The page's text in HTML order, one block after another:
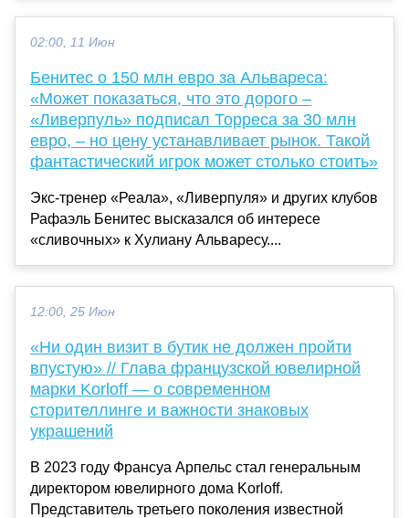
02:00, 11 Июн
Бенитес о 150 млн евро за Альвареса:
«Может показаться, что это дорого –
«Ливерпуль» подписал Торреса за 30 млн
евро, – но цену устанавливает рынок. Такой
фантастический игрок может столько стоить»
Экс-тренер «Реала», «Ливерпуля» и других клубов
Рафаэль Бенитес высказался об интересе
«сливочных» к Хулиану Альваресу....
12:00, 25 Июн
«Ни один визит в бутик не должен пройти
впустую» // Глава французской ювелирной
марки Korloff — о современном
сторителлинге и важности знаковых
украшений
В 2023 году Франсуа Арпельс стал генеральным
директором ювелирного дома Korloff.
Представитель третьего поколения известной